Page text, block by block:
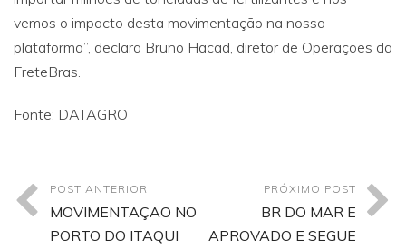
vemos o impacto desta movimentação na nossa
plataforma”, declara Bruno Hacad, diretor de Operações da
FreteBras.
Fonte: DATAGRO
POST ANTERIOR
MOVIMENTAÇAO NO
PORTO DO ITAQUI
PRÓXIMO POST
BR DO MAR E
APROVADO E SEGUE